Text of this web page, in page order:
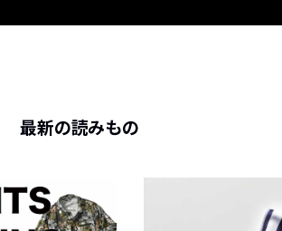
最新の読みもの